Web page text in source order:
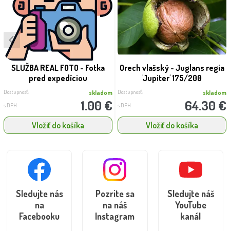
SLUŽBA REAL FOTO - Fotka
pred expedíciou
Dostupnosť: skladom
s DPH 1.00 €
Vložiť do košíka
Orech vlašský - Juglans regia
'Jupiter' 175/200
Dostupnosť: skladom
s DPH 64.30 €
Vložiť do košíka
Sledujte nás
na
Facebooku
Pozrite sa
na náš
Instagram
Sledujte náš
YouTube
kanál